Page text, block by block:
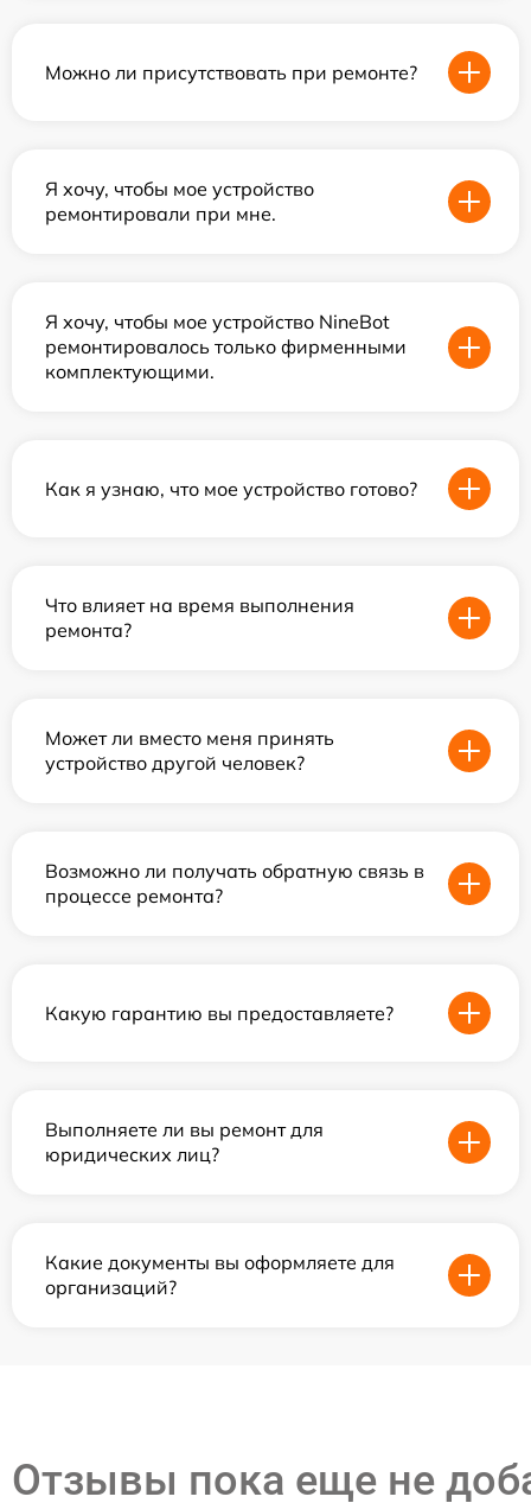
Можно ли присутствовать при ремонте?
Я хочу, чтобы мое устройство
ремонтировали при мне.
Я хочу, чтобы мое устройство NineBot
ремонтировалось только фирменными
комплектующими.
Как я узнаю, что мое устройство готово?
Что влияет на время выполнения
ремонта?
Может ли вместо меня принять
устройство другой человек?
Возможно ли получать обратную связь в
процессе ремонта?
Какую гарантию вы предоставляете?
Выполняете ли вы ремонт для
юридических лиц?
Какие документы вы оформляете для
организаций?
Отзывы пока еще не